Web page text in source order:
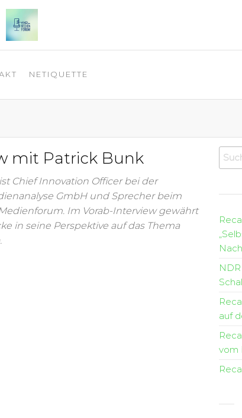
NETIQUETTE
mit Patrick Bunk
Chief Innovation Officer bei der
GmbH und Sprecher beim
Im Vorab-Interview gewährt
in seine Perspektive auf das Thema
auf
vom